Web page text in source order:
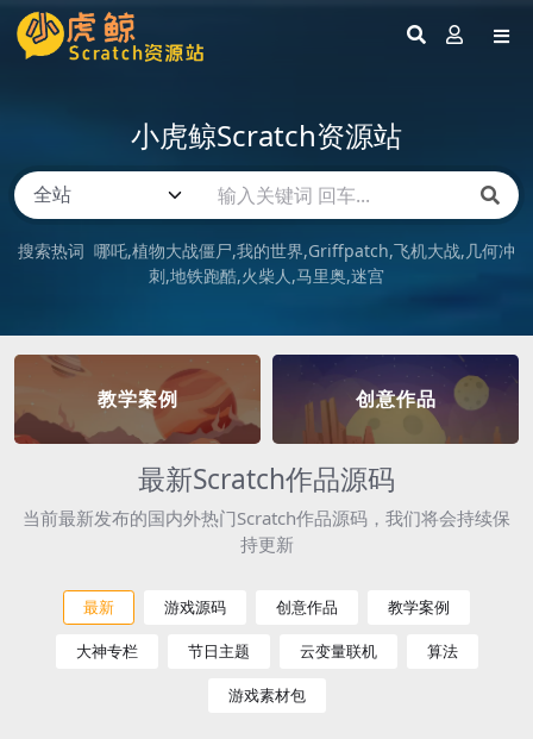
小虎鲸Scratch资源站
搜索热词 哪吒 植物大战僵尸 我的世界 Griffpatch 飞机大战 几何冲
刺 地铁跑酷 火柴人 马里奥 迷宫
教学案例 创意作品
最新Scratch作品源码
当前最新发布的国内外热门Scratch作品源码，我们将会持续保
持更新
最新 游戏源码 创意作品 教学案例
大神专栏 节日主题 云变量联机 算法
游戏素材包